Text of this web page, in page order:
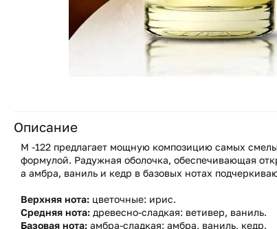
Описание
М -122 предлагает мощную композицию самых
формулой. Радужная оболочка, обеспечивающая
а амбра, ваниль и кедр в базовых нотах
Верхняя нота: цветочные: ирис.
Средняя нота: древесно-сладкая: ветивер, ваниль.
Базовая нота: амбра-сладкая: амбра, ваниль, кедр.